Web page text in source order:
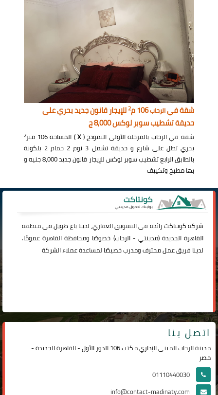
شقة فيالرحاب106 م 2للإيجار قانون جديد بحري على
حديقة تشطيب سوبر لوكس 8,000 ج
شقة في الرحاب بالمرحلة الأولى النموذج (X) المساحة 106 متر 2
بحري تطل على شارع و حديقة تشمل 3 نوم 2 حمام 2 بلكونة
بالطابق الرابع تشطيب سوبر لوكس للإيجار قانون جديد 8,000 جنيه و
بها مطبخ وتكييف
شركةكونتاكترائدة فى التسويق العقاري، لدينا باع طويل فى منطقة
القاهرة الجديدة (مدينتي -الرحاب) خصوصًا ومحافظة القاهرة عمومًا.
لدينا فريق عمل محترف ومدرب خصيصًا لمساعدة عملاء الشركة
اتصل بنا
مدينة الرحاب المبنى الإداري مكتب 106 الدور الأول - القاهرة الجديدة -
مصر
01110440030
info@contact-madinaty.com